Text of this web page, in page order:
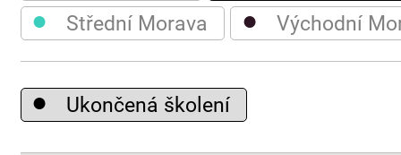
● Střední Morava ● Východní
● Ukončená školení